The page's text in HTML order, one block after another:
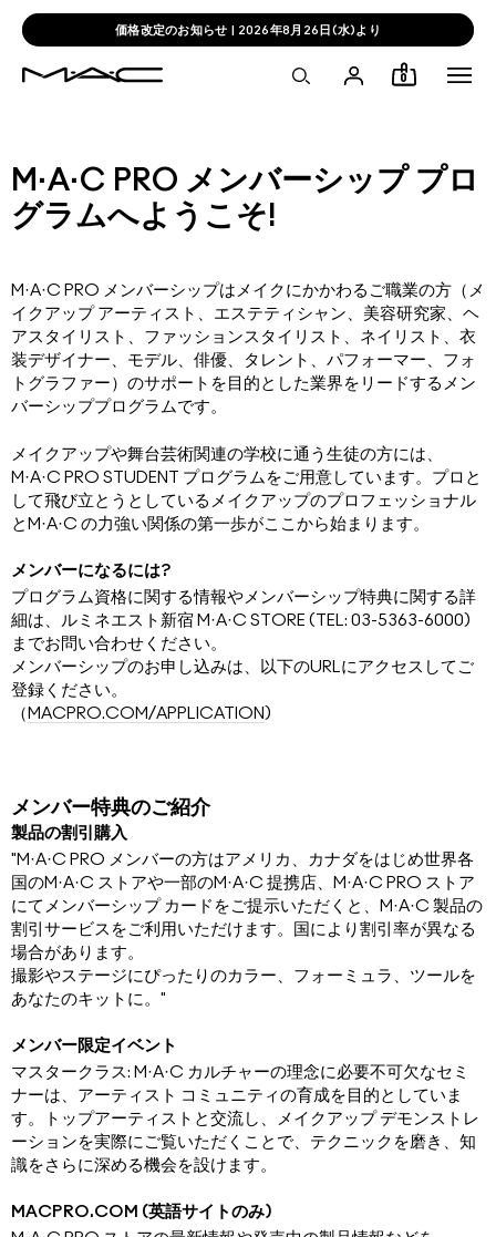
価格改定のお知らせ | 2026年8月26日(水)より
0
M·A·C PRO メンバーシップ プロ
グラムへようこそ!
M·A·C PRO メンバーシップはメイクにかかわるご職業の方（メ
イクアップ アーティスト、エステティシャン、美容研究家、ヘ
アスタイリスト、ファッションスタイリスト、ネイリスト、衣
装デザイナー、モデル、俳優、タレント、パフォーマー、フォ
トグラファー）のサポートを目的とした業界をリードするメン
バーシッププログラムです。
メイクアップや舞台芸術関連の学校に通う生徒の方には、
M·A·C PRO STUDENT プログラムをご用意しています。プロと
して飛び立とうとしているメイクアップのプロフェッショナル
とM·A·C の力強い関係の第一歩がここから始まります。
メンバーになるには?
プログラム資格に関する情報やメンバーシップ特典に関する詳
細は、ルミネエスト新宿 M·A·C STORE (TEL: 03-5363-6000)
までお問い合わせください。
メンバーシップのお申し込みは、以下のURLにアクセスしてご
登録ください。
（ MACPRO.COM/APPLICATION )
メンバー特典のご紹介
製品の割引購入
"M·A·C PRO メンバーの方はアメリカ、カナダをはじめ世界各
国のM·A·C ストアや一部のM·A·C 提携店、M·A·C PRO ストア
にてメンバーシップ カードをご提示いただくと、M·A·C 製品の
割引サービスをご利用いただけます。国により割引率が異なる
場合があります。
撮影やステージにぴったりのカラー、フォーミュラ、ツールを
あなたのキットに。"
メンバー限定イベント
マスタークラス: M·A·C カルチャーの理念に必要不可欠なセミ
ナーは、アーティスト コミュニティの育成を目的としていま
す。トップアーティストと交流し、メイクアップ デモンストレ
ーションを実際にご覧いただくことで、テクニックを磨き、知
識をさらに深める機会を設けます。
MACPRO.COM (英語サイトのみ)